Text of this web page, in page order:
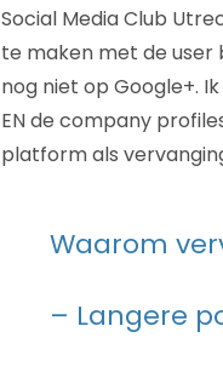
Social Media Club
te maken met de user
nog niet op Google+.
EN de company
platform als
Waarom
– Langere